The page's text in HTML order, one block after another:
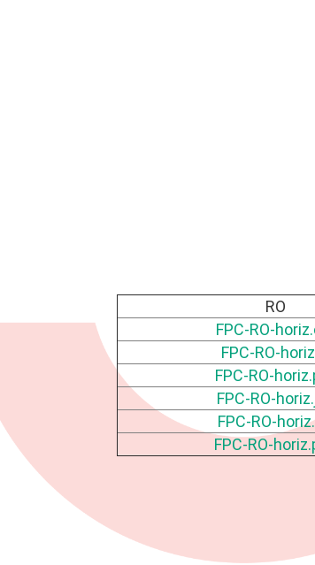
RO
FPC-RO-
FPC-RO-
FPC-RO-
FPC-RO-
FPC-RO-horiz.
FPC-RO-